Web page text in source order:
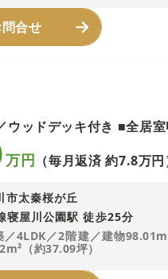
合せ
万円 （毎月返済 約7.8万円
市太秦桜が丘
寝屋川公園駅 徒歩25分
4LDK／2階建／建物
（約37.09坪）